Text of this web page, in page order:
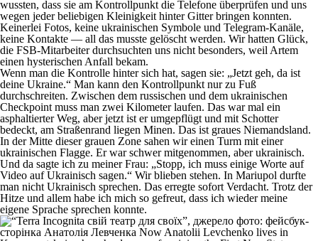
wussten, dass sie am Kontrollpunkt die Telefone überprüfen und uns
wegen jeder beliebigen Kleinigkeit hinter Gitter bringen konnten.
Keinerlei Fotos, keine ukrainischen Symbole und Telegram-Kanäle,
keine Kontakte — all das musste gelöscht werden. Wir hatten Glück,
die FSB-Mitarbeiter durchsuchten uns nicht besonders, weil Artem
einen hysterischen Anfall bekam.
Wenn man die Kontrolle hinter sich hat, sagen sie: „Jetzt geh, da ist
deine Ukraine.“ Man kann den Kontrollpunkt nur zu Fuß
durchschreiten. Zwischen dem russischen und dem ukrainischen
Checkpoint muss man zwei Kilometer laufen. Das war mal ein
asphaltierter Weg, aber jetzt ist er umgepflügt und mit Schotter
bedeckt, am Straßenrand liegen Minen. Das ist graues Niemandsland.
In der Mitte dieser grauen Zone sahen wir einen Turm mit einer
ukrainischen Flagge. Er war schwer mitgenommen, aber ukrainisch.
Und da sagte ich zu meiner Frau: „Stopp, ich muss einige Worte auf
Video auf Ukrainisch sagen.“ Wir blieben stehen. In Mariupol durfte
man nicht Ukrainisch sprechen. Das erregte sofort Verdacht. Trotz der
Hitze und allem habe ich mich so gefreut, dass ich wieder meine
eigene Sprache sprechen konnte.